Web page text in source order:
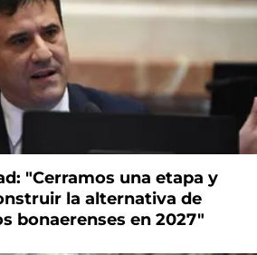
"Cerramos una etapa y
la alternativa de
bonaerenses en 2027"